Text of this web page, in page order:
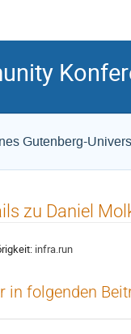
Gutenberg-
zu Daniel
infra.run
in folgenden